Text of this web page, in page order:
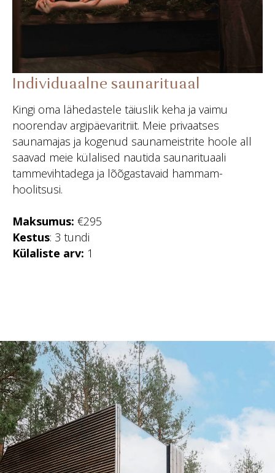
Individuaalne saunarituaal
Kingi oma lähedastele täiuslik keha ja vaimu
noorendav argipäevaritriit. Meie privaatses
saunamajas ja kogenud saunameistrite hoole all
saavad meie külalised nautida saunarituaali
tammevihtadega ja lõõgastavaid hammam-
hoolitsusi.
Maksumus: €295
Kestus: 3 tundi
Külaliste arv: 1